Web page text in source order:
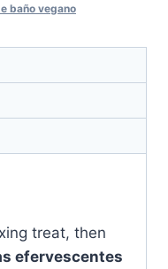
baño vegano
treat, then
efervescentes